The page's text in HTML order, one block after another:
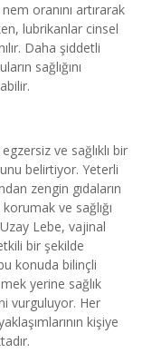
oranını artırarak
lubrikanlar cinsel
Daha şiddetli
sağlığını
ve sağlıklı bir
belirtiyor. Yeterli
zengin gıdaların
ve sağlığı
Lebe, vajinal
bir şekilde
konuda bilinçli
yerine sağlık
vurguluyor. Her
kişiye